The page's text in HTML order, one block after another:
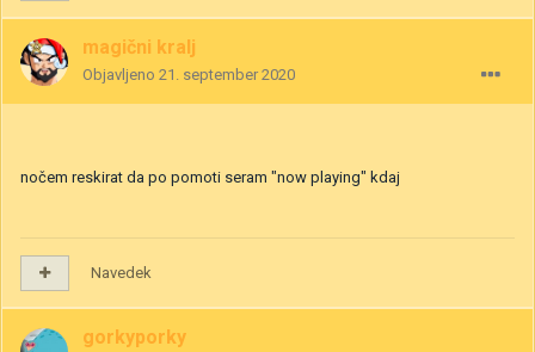
magični kralj
Objavljeno 21. september 2020
nočem reskirat da po pomoti seram "now playing" kdaj
Navedek
gorkyporky